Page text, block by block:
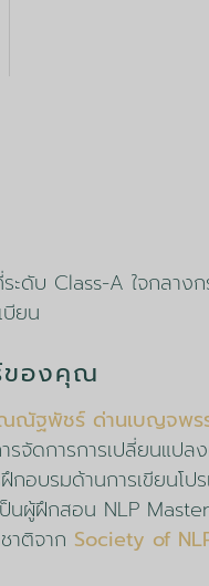
ะดับ Class-A ใจกลาง
บียน
ของคุณ
ณัฐพัชร์ ด่านเบญจพ
รจัดการการเปลี่ยนแปล
อบรมด้านการเขียนโป
ป็นผู้ฝึกสอน NLP
าติจาก Society of